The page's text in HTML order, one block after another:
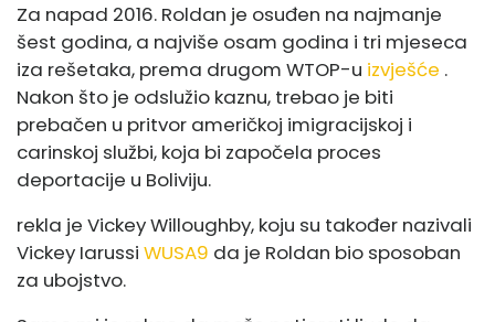
Za napad 2016. Roldan je osuđen na najmanje
šest godina, a najviše osam godina i tri mjeseca
iza rešetaka, prema drugom WTOP-u izvješće .
Nakon što je odslužio kaznu, trebao je biti
prebačen u pritvor američkoj imigracijskoj i
carinskoj službi, koja bi započela proces
deportacije u Boliviju.
rekla je Vickey Willoughby, koju su također nazivali
Vickey Iarussi WUSA9 da je Roldan bio sposoban
za ubojstvo.